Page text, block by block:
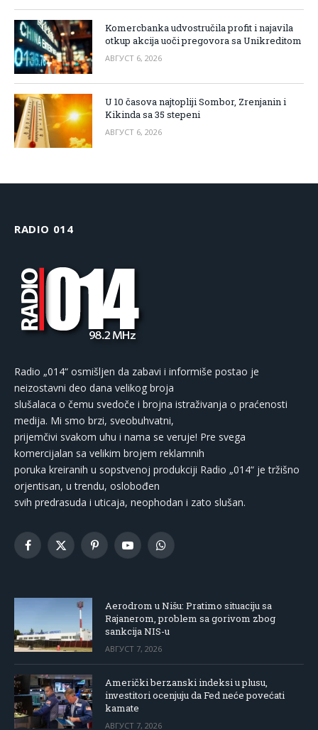
Komercbanka udvostručila profit i najavila
otkup akcija uoči pregovora sa Unikreditom
АВГУСТ 6, 2026
U 10 časova najtopliji Sombor, Zrenjanin i
Kikinda sa 35 stepeni
АВГУСТ 6, 2026
RADIO 014
Radio „014“ osmišljen da zabavi i informiše postao je
neizostavni deo dana velikog broja
slušalaca o čemu svedoče i brojna istraživanja o praćenosti
medija. Mi smo brzi, sveobuhvatni,
prijemčivi svakom uhu i nama se veruje! Pre svega
komercijalan sa velikim brojem reklamnih
poruka kreiranih u sopstvenoj produkciji Radio „014“ je tržišno
orjentisan, u trendu, oslobođen
svih predrasuda i uticaja, neophodan i zato slušan.
Facebook
X
PinterestYouTubeWhatsApp
Aerodrom u Nišu: Pratimo situaciju sa
Rajanerom, problem sa gorivom zbog
sankcija NIS-u
АВГУСТ 7, 2026
Američki berzanski indeksi u plusu,
investitori ocenjuju da Fed neće povećati
kamate
АВГУСТ 7, 2026